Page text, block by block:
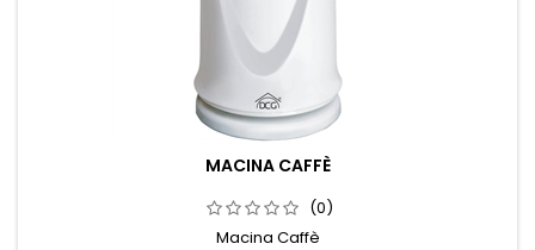
MACINA CAFFÈ
(0)
Macina Caffè